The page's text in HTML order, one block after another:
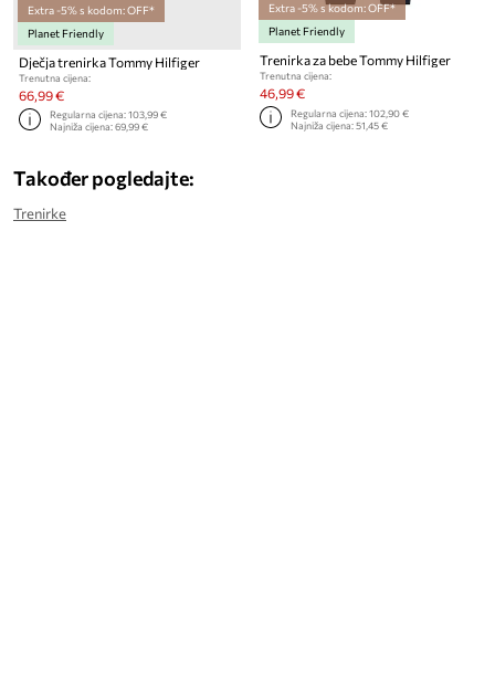
Extra -5% s kodom: OFF*
Planet Friendly
Dječja trenirka Tommy Hilfiger
Trenutna cijena:
66,99 €
Regularna cijena:103,99 €
Najniža cijena:69,99 €
Extra -5% s kodom: OFF*
Planet Friendly
Trenirka za bebe Tommy Hilfiger
Trenutna cijena:
46,99 €
Regularna cijena:102,90 €
Najniža cijena:51,45 €
Također pogledajte:
Trenirke